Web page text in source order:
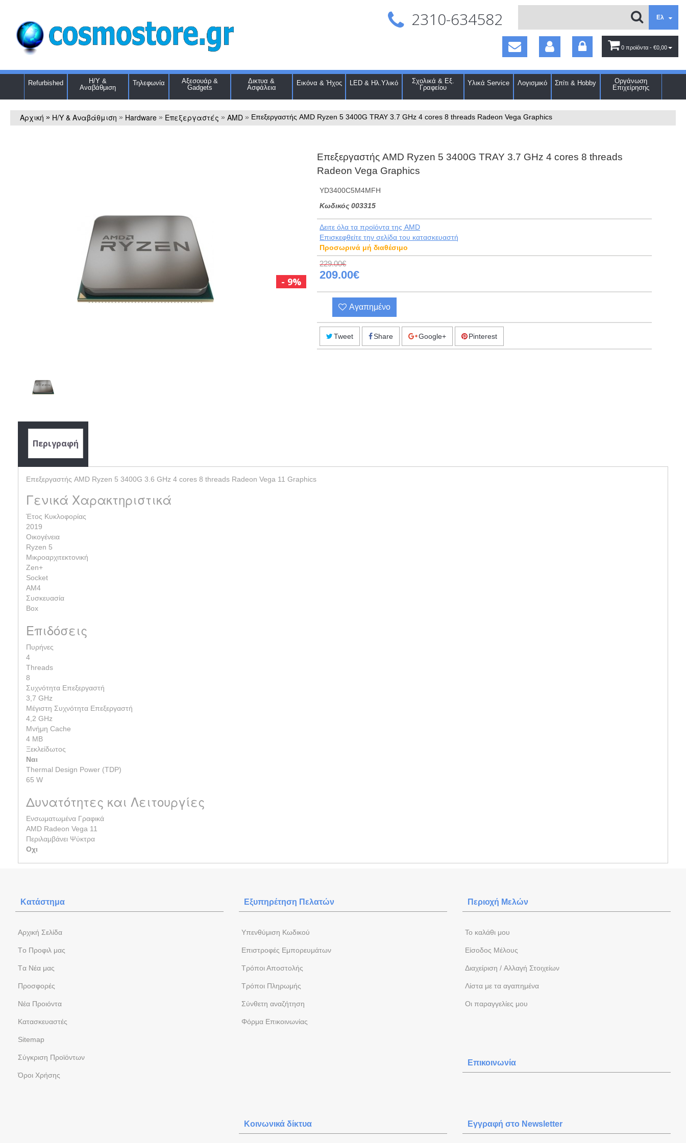
Ελ
2310-634582
0 προϊόντα - €0,00
Refurbished
Η/Υ &
Αναβάθμιση
Τηλεφωνία
Αξεσουάρ &
Gadgets
Δικτυα &
Ασφάλεια
Εικόνα & Ήχος LED & Ηλ.Υλικό
Σχολικά & Εξ.
Γραφείου
Υλικά Service Λογισμικό Σπίτι & Hobby
Οργάνωση
Επιχείρησης
Αρχική » Η/Υ & Αναβάθμιση » Hardware » Επεξεργαστές » AMD » Επεξεργαστής AMD Ryzen 5 3400G TRAY 3.7 GHz 4 cores 8 threads Radeon Vega Graphics
Επεξεργαστής AMD Ryzen 5 3400G TRAY 3.7 GHz 4 cores 8 threads
Radeon Vega Graphics
YD3400C5M4MFH
Kωδικός 003315
Δειτε όλα τα προϊόντα της AMD
Eπισκεφθείτε την σελίδα του κατασκευαστή
Προσωρινά μή διαθέσιμο
229.00€
9%
209.00€
Αγαπημένο
Tweet Share Google+ Pinterest
Περιγραφή
Επεξεργαστής AMD Ryzen 5 3400G 3.6 GHz 4 cores 8 threads Radeon Vega 11 Graphics
Γενικά Χαρακτηριστικά
Έτος Κυκλοφορίας
2019
Οικογένεια
Ryzen 5
Μικροαρχιτεκτονική
Zen+
Socket
AM4
Συσκευασία
Box
Επιδόσεις
Πυρήνες
4
Threads
8
Συχνότητα Επεξεργαστή
3,7 GHz
Μέγιστη Συχνότητα Επεξεργαστή
4,2 GHz
Μνήμη Cache
4 MB
Ξεκλείδωτος
Ναι
Thermal Design Power (TDP)
65 W
Δυνατότητες και Λειτουργίες
Ενσωματωμένα Γραφικά
AMD Radeon Vega 11
Περιλαμβάνει Ψύκτρα
Οχι
Κατάστημα
Aρχική Σελίδα
Tο Προφιλ μας
Tα Νέα μας
Προσφορές
Νέα Προιόντα
Kατασκευαστές
Sitemap
Σύγκριση Προϊόντων
Όροι Χρήσης
Εξυπηρέτηση Πελατών
Yπενθύμιση Κωδικού
Επιστροφές Εμπορευμάτων
Τρόποι Αποστολής
Τρόποι Πληρωμής
Σύνθετη αναζήτηση
Φόρμα Eπικοινωνίας
Περιοχή Mελών
To καλάθι μου
Eίσοδος Μέλους
Διαχείριση / Aλλαγή Στοιχείων
Λίστα με τα αγαπημένα
Oι παραγγελίες μου
Επικοινωνία
Κοινωνικά δίκτυα Εγγραφή στο Newsletter